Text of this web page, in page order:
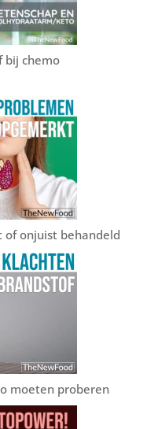
bij chemo
of onjuist behandeld
moeten proberen